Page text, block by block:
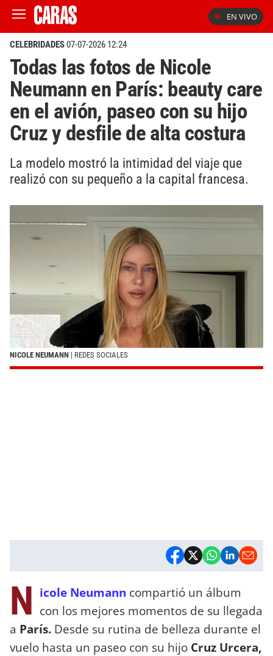
EN VIVO
CELEBRIDADES07-07-2026 12:24
Todas las fotos de Nicole
Neumann en París: beauty care
en el avión, paseo con su hijo
Cruz y desfile de alta costura
La modelo mostró la intimidad del viaje que
realizó con su pequeño a la capital francesa.
NICOLE NEUMANN | REDES SOCIALES
N icole Neumann compartió un álbum
con los mejores momentos de su llegada
a París. Desde su rutina de belleza durante el
vuelo hasta un paseo con su hijo Cruz Urcera,